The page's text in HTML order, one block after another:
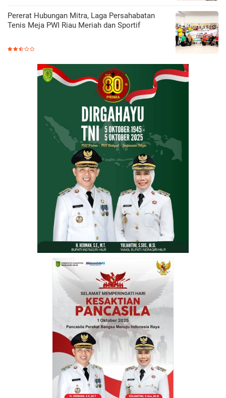
Pererat Hubungan Mitra, Laga Persahabatan
Tenis Meja PWI Riau Meriah dan Sportif